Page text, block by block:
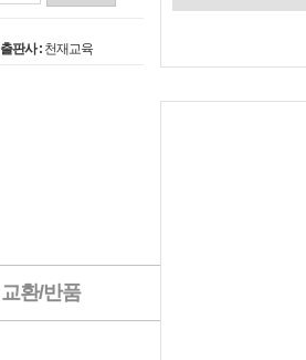
출판사 : 천재교육
교환/반품